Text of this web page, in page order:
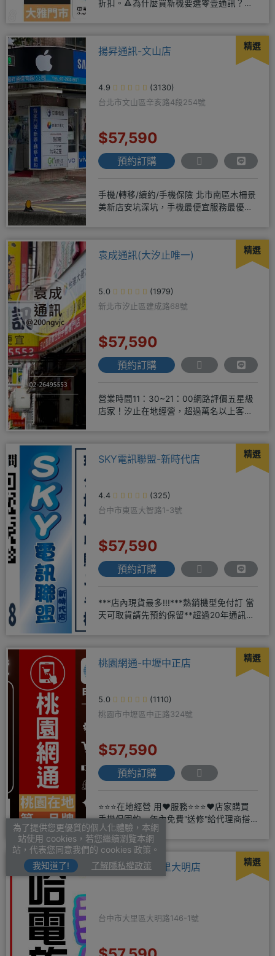
折扣。🔺為什麼買新機要選零壹通訊？
精選
揚昇通訊-文山店
4.9
(3130)
台北市文山區辛亥路4段254號
$57,590
預約訂購
手機/轉移/續約/手機保險 北市南區木柵景
美新店安坑深坑，手機最便宜服務最優
精選
袁成通訊(大汐止唯一)
5.0
(1979)
新北市汐止區建成路68號
$57,590
預約訂購
營業時間11：30~21：00網路評價五星級
店家！汐止在地經營，超過萬名以上客戶
精選
SKY電訊聯盟-新時代店
4.4
(325)
台中市東區大智路1-3號
$57,590
預約訂購
***店內現貨最多!!!***熱銷機型免付訂 當
天可取貨請先預約保留**超過20年通訊經
精選
桃園網通-中壢中正店
5.0
(1110)
桃園市中壢區中正路324號
$57,590
預約訂購
⭐⭐⭐在地經營 用❤️服務⭐⭐⭐❤️店家購買
手機保固約一年內免費"送修"給代理商搭
配門號再享高額折扣，
精選
哈電族通訊-大里大明店
台中市大里區大明路146-1號
為了提供您更優質的個人化體驗，本網
站使用 cookies，若您繼續瀏覽本網
站，代表您同意我們的 cookies 政策。
我知道了!
了解隱私權政策